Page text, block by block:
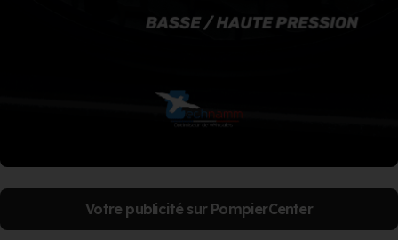
Votre publicité sur PompierCenter